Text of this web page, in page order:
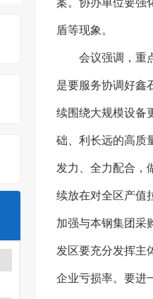
案。协办单位要强
盾等现象。
会议强调，重
是要服务协调好鑫
续围绕大规模设备
础、利长远的高质
发力、全力配合，
续放在对全区产值
加强与本钢集团采
发区要充分发挥主
企业亏损率。要进